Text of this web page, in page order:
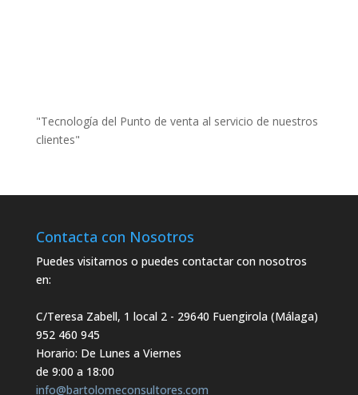
"Tecnología del Punto de venta al servicio de nuestros
clientes"
Contacta con Nosotros
Puedes visitarnos o puedes contactar con nosotros
en:
C/Teresa Zabell, 1 local 2- 29640 Fuengirola (Málaga)
952 460 945
Horario: De Lunes a Viernes
de 9:00 a 18:00
info@bartolomeconsultores.com